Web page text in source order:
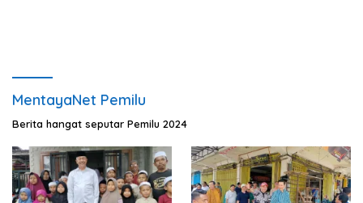
MentayaNet Pemilu
Berita hangat seputar Pemilu 2024